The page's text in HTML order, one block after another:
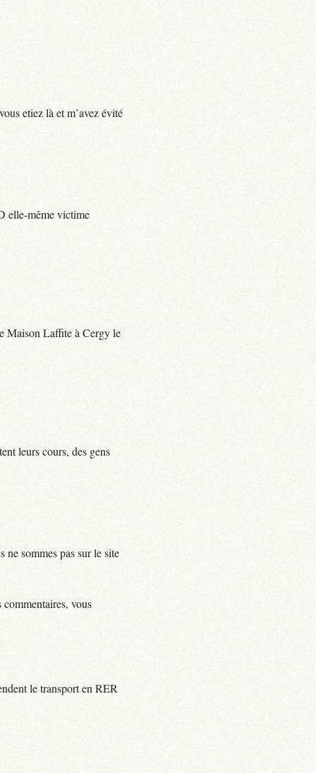
etiez là et m’avez évité
elle-même victime
Maison Laffite à Cergy le
leurs cours, des gens
sommes pas sur le site
vous
le transport en RER